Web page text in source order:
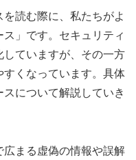
読む際に、私たちがよ
」です。セキュリティ
ていますが、その一方
くなっています。具体
について解説していき
まる虚偽の情報や誤解